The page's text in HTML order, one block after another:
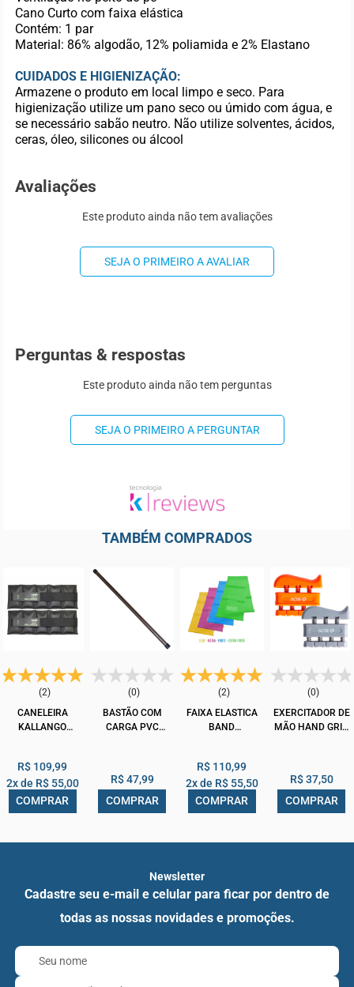
Cano Curto com faixa elástica
Contém: 1 par
Material: 86% algodão, 12% poliamida e 2% Elastano
CUIDADOS E HIGIENIZAÇÃO:
Armazene o produto em local limpo e seco. Para
higienização utilize um pano seco ou úmido com água, e
se necessário sabão neutro. Não utilize solventes, ácidos,
ceras, óleo, silicones ou álcool
Avaliações
Este produto ainda não tem avaliações
SEJA O PRIMEIRO A AVALIAR
Perguntas & respostas
Este produto ainda não tem perguntas
SEJA O PRIMEIRO A PERGUNTAR
TAMBÉM COMPRADOS
(2)
CANELEIRA
KALLANGO
PRETA 3KG PAR
R$ 109,99
2x de R$ 55,00
COMPRAR
(0)
BASTÃO COM
CARGA PVC
R$ 47,99
COMPRAR
(2)
FAIXA ELASTICA
BAND
R$ 110,99
2x de R$ 55,50
COMPRAR
(0)
EXERCITADOR DE
MÃO HAND GRIP
R$ 37,50
COMPRAR
Newsletter
Cadastre seu e-mail e celular para ficar por dentro de
todas as nossas novidades e promoções.